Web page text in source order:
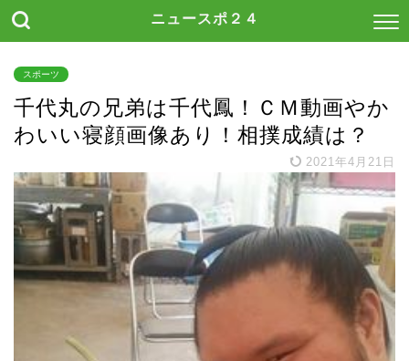
ニュースポ２４
スポーツ
千代丸の兄弟は千代鳳！ＣＭ動画やか
わいい寝顔画像あり！相撲成績は？
2021年4月21日